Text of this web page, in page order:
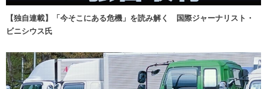
【独自連載】「今そこにある危機」を読み解く 国際ジャーナリスト・
ビニシウス氏